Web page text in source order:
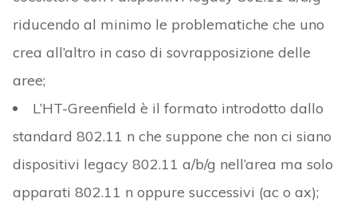
riducendo al minimo le problematiche che uno
crea all’altro in caso di sovrapposizione delle
aree;
L’HT-Greenfield è il formato introdotto dallo
standard 802.11 n che suppone che non ci siano
dispositivi legacy 802.11 a/b/g nell’area ma solo
apparati 802.11 n oppure successivi (ac o ax);